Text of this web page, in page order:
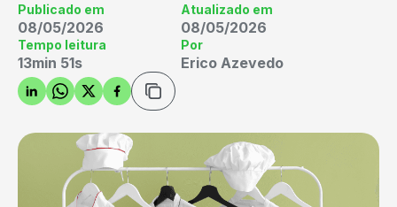
Publicado em
08/05/2026
Atualizado em
08/05/2026
Tempo leitura
13min 51s
Por
Erico Azevedo